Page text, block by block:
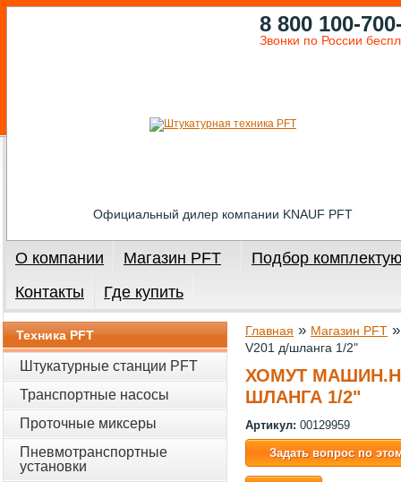
Официальный дилер компании KNAUF PFT
8 800 100-
Звонки по России
О компании Магазин PFT
Подбор
Контакты
Где купить
Главная » Магазин PFT
V201 д/шланга 1/2"
ХОМУТ
ШЛАНГА 1/2"
Артикул: 00129959
Задать вопрос по
Техника PFT
Штукатурные станции PFT
Транспортные насосы
Проточные миксеры
Пневмотранспортные
установки